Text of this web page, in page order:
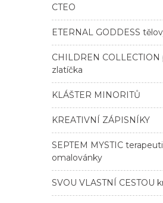
CTEO
ETERNAL GODDESS
CHILDREN COLLECTION
zlatíčka
KLÁŠTER MINORITŮ
KREATIVNÍ ZÁPISNÍKY
SEPTEM MYSTIC
omalovánky
SVOU VLASTNÍ CESTOU